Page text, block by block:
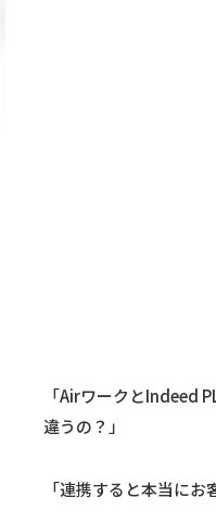
「AirワークとIndeed
違うの？」
「連携すると本当にお